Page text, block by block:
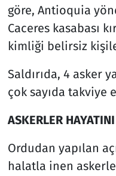
göre, Antioquia
Caceres kasabası
kimliği belirsiz
Saldırıda, 4 asker
çok sayıda takviye
ASKERLER
Ordudan yapılan
halatla inen
Seçim 2023
Spor
Teknoloji ve Bilim
Televizyon